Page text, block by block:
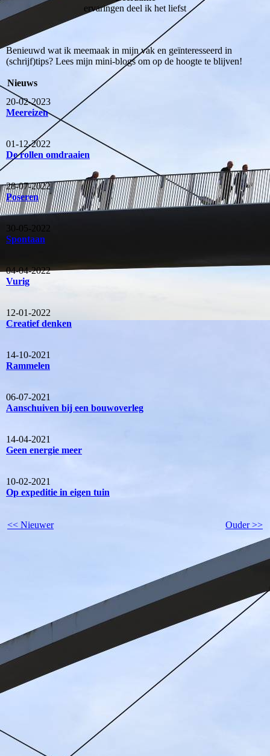
ervaringen deel ik het liefst
Benieuwd wat ik meemaak in mijn vak en geïnteresseerd in
(schrijf)tips? Lees mijn mini-blogs om op de hoogte te blijven!
Nieuws
20-02-2023
Meereizen
01-12-2022
De rollen omdraaien
28-07-2022
Poseren
30-05-2022
Spontaan
04-04-2022
Vurig
12-01-2022
Creatief denken
14-10-2021
Rammelen
06-07-2021
Aanschuiven bij een bouwoverleg
14-04-2021
Geen energie meer
10-02-2021
Op expeditie in eigen tuin
<< Nieuwer Ouder >>